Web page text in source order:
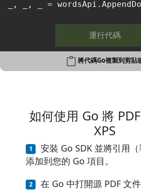
運行代碼
將代碼Go複製到剪貼
如何使用 Go 將
XPS
安裝 Go SDK 並將引用（
添加到您的 Go 項目。
在 Go 中打開源 PDF 文件